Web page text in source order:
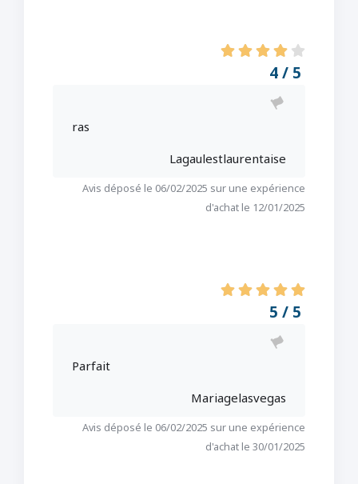
4 / 5
ras
Lagaulestlaurentaise
Avis déposé le 06/02/2025 sur une expérience
d'achat le 12/01/2025
5 / 5
Parfait
Mariagelasvegas
Avis déposé le 06/02/2025 sur une expérience
d'achat le 30/01/2025